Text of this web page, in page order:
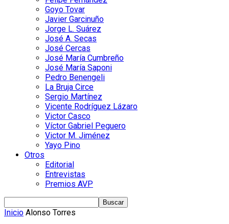
Goyo Tovar
Javier Garcinuño
Jorge L. Suárez
José A. Secas
José Cercas
José María Cumbreño
José María Saponi
Pedro Benengeli
La Bruja Circe
Sergio Martínez
Vicente Rodríguez Lázaro
Victor Casco
Víctor Gabriel Peguero
Victor M. Jiménez
Yayo Pino
Otros
Editorial
Entrevistas
Premios AVP
Inicio Alonso Torres